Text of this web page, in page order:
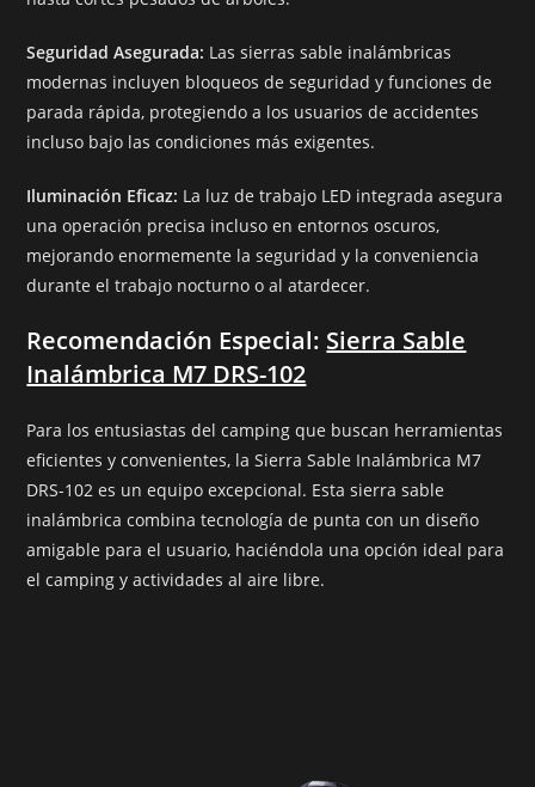
Seguridad Asegurada: Las sierras sable inalámbricas
modernas incluyen bloqueos de seguridad y funciones de
parada rápida, protegiendo a los usuarios de accidentes
incluso bajo las condiciones más exigentes.
Iluminación Eficaz: La luz de trabajo LED integrada asegura
una operación precisa incluso en entornos oscuros,
mejorando enormemente la seguridad y la conveniencia
durante el trabajo nocturno o al atardecer.
Recomendación Especial: Sierra Sable
Inalámbrica M7 DRS-102
Para los entusiastas del camping que buscan herramientas
eficientes y convenientes, la Sierra Sable Inalámbrica M7
DRS-102 es un equipo excepcional. Esta sierra sable
inalámbrica combina tecnología de punta con un diseño
amigable para el usuario, haciéndola una opción ideal para
el camping y actividades al aire libre.